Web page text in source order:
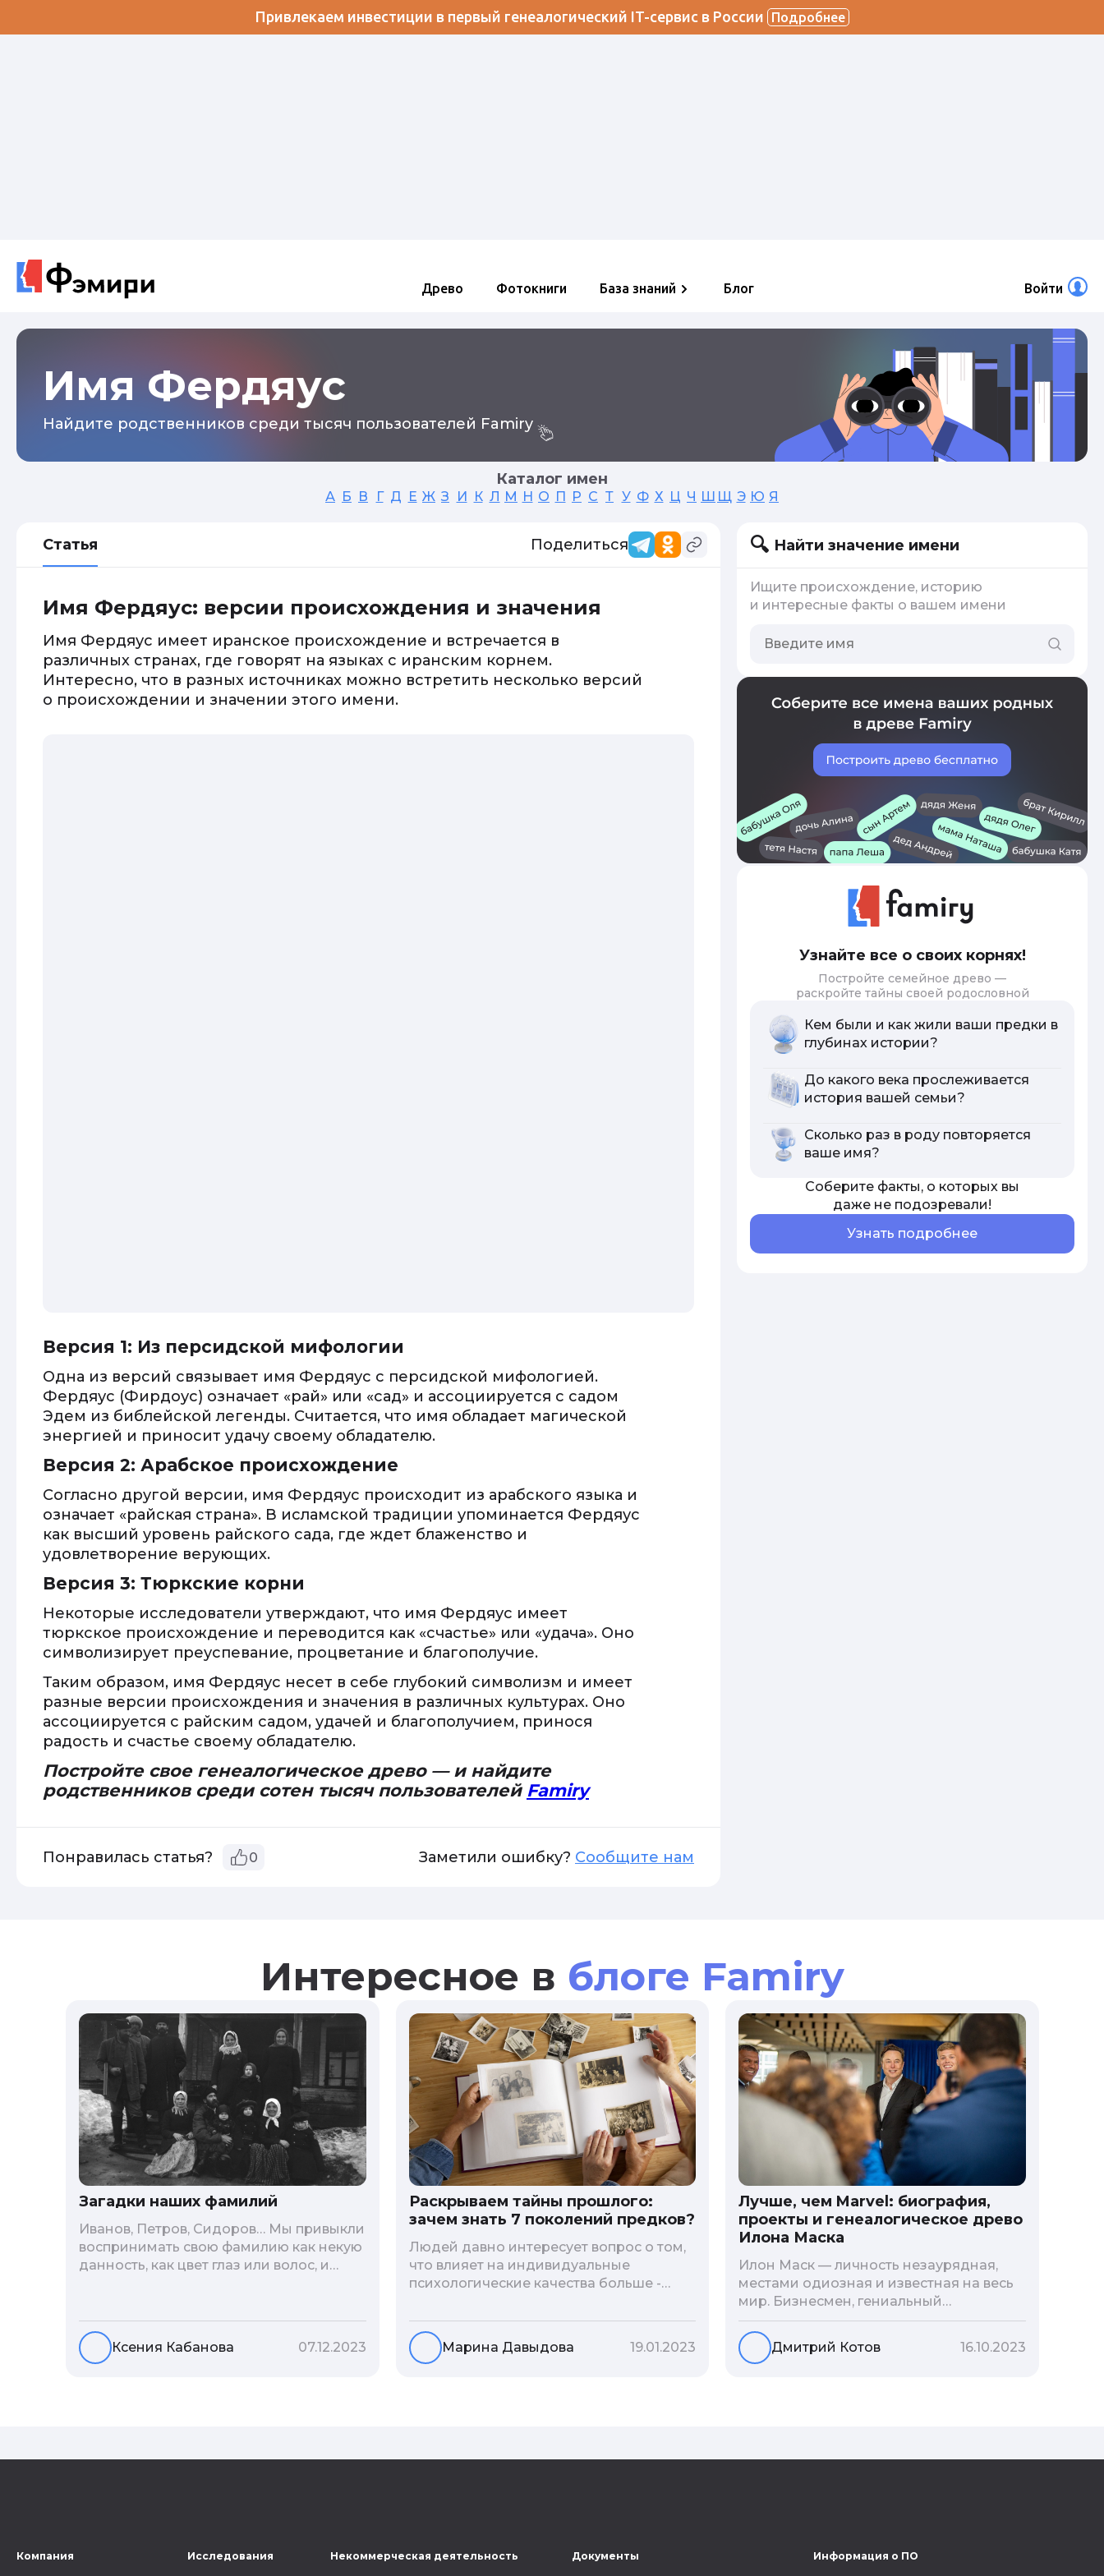
Привлекаем инвестиции в первый генеалогический IT-сервис в России Подробнее
Древо Фотокниги База знаний Блог Войти
Имя Фердяус
Найдите родственников среди тысяч пользователей Famiry
Каталог имен
А Б В Г Д Е Ж З И К Л М Н О П Р С Т У Ф Х Ц Ч Ш Щ Э Ю Я
Статья Поделиться
Имя Фердяус: версии происхождения и значения
Имя Фердяус имеет иранское происхождение и встречается в
различных странах, где говорят на языках с иранским корнем.
Интересно, что в разных источниках можно встретить несколько версий
о происхождении и значении этого имени.
Версия 1: Из персидской мифологии
Одна из версий связывает имя Фердяус с персидской мифологией.
Фердяус (Фирдоус) означает «рай» или «сад» и ассоциируется с садом
Эдем из библейской легенды. Считается, что имя обладает магической
энергией и приносит удачу своему обладателю.
Версия 2: Арабское происхождение
Согласно другой версии, имя Фердяус происходит из арабского языка и
означает «райская страна». В исламской традиции упоминается Фердяус
как высший уровень райского сада, где ждет блаженство и
удовлетворение верующих.
Версия 3: Тюркские корни
Некоторые исследователи утверждают, что имя Фердяус имеет
тюркское происхождение и переводится как «счастье» или «удача». Оно
символизирует преуспевание, процветание и благополучие.
Таким образом, имя Фердяус несет в себе глубокий символизм и имеет
разные версии происхождения и значения в различных культурах. Оно
ассоциируется с райским садом, удачей и благополучием, принося
радость и счастье своему обладателю.
Постройте свое генеалогическое древо — и найдите
родственников среди сотен тысяч пользователей Famiry
Понравилась статья? 0 Заметили ошибку? Сообщите нам
Найти значение имени
Ищите происхождение, историю
и интересные факты о вашем имени
Узнайте все о своих корнях!
Постройте семейное древо —
раскройте тайны своей родословной
Кем были и как жили ваши предки в
глубинах истории?
До какого века прослеживается
история вашей семьи?
Сколько раз в роду повторяется
ваше имя?
Соберите факты, о которых вы
даже не подозревали!
Узнать подробнее
Интересное в блоге Famiry
Загадки наших фамилий
Иванов, Петров, Сидоров… Мы привыкли
воспринимать свою фамилию как некую
данность, как цвет глаз или волос, и
неблагозвучной или, наоборот,
«дворянской» фамилией, и какие
секреты она может раскрыть о судьбе
Ксения Кабанова 07.12.2023
Раскрываем тайны прошлого:
зачем знать 7 поколений предков?
Людей давно интересует вопрос о том,
что влияет на индивидуальные
психологические качества больше -
человека. В астрологической практике
существует понятие геноскоп - влияние
семи поколений предков на судьбу
Марина Давыдова 19.01.2023
Лучше, чем Marvel: биография,
проекты и генеалогическое древо
Илона Маска
Илон Маск — личность незаурядная,
местами одиозная и известная на весь
мир. Бизнесмен, гениальный
изобретатель и миллиардер, живой
прообраз экранного Железного
человека — настоящий супергерой в
поделиться с читателями блога фактами
Дмитрий Котов 16.10.2023
Компания Исследования Некоммерческая деятельность Документы Информация о ПО